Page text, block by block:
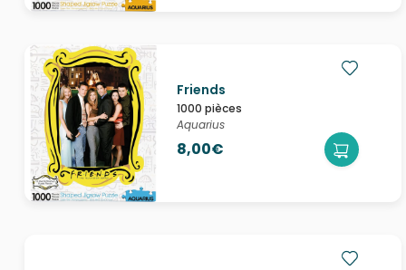
Friends
1000 pièces
Aquarius
8,00€